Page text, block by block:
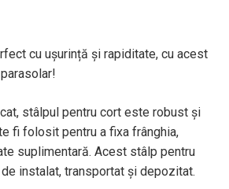
cu ușurință și rapiditate, cu acest
stâlpul pentru cort este robust și
fi folosit pentru a fixa frânghia,
suplimentară. Acest stâlp pentru
instalat, transportat și depozitat.